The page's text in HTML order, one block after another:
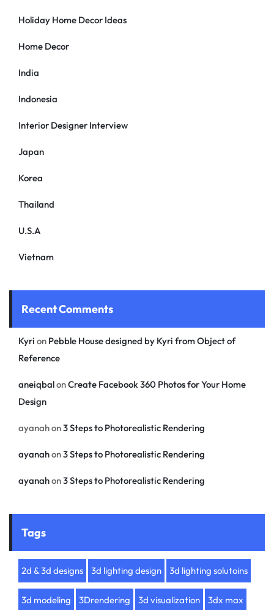
Holiday Home Decor Ideas
Home Decor
India
Indonesia
Interior Designer Interview
Japan
Korea
Thailand
U.S.A
Vietnam
Recent Comments
Kyri on Pebble House designed by Kyri from Object of
Reference
aneiqbalonCreate Facebook 360 Photos for Your Home
Design
ayanahon3 Steps to Photorealistic Rendering
ayanahon3 Steps to Photorealistic Rendering
ayanahon3 Steps to Photorealistic Rendering
Tags
2d & 3d designs 3d lighting design 3d lighting solutoins
3d modeling 3Drendering 3d visualization 3dx max